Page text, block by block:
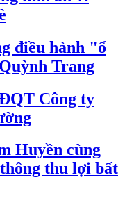
điều hành "ổ
Trang
Công ty
Huyền cùng
thu lợi bất